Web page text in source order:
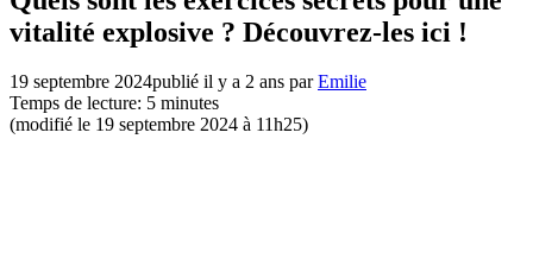
vitalité explosive ? Découvrez-les ici !
19 septembre 2024publié il y a 2 ans parEmilie
Temps de lecture: 5 minutes
(modifié le 19 septembre 2024 à 11h25)